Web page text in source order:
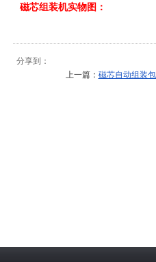
磁芯组装机实物图：
分享到：
上一篇： 磁芯自动组装